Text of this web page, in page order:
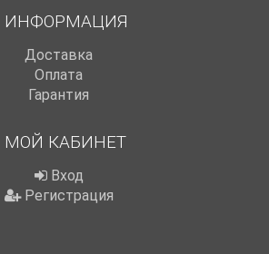
ИНФОРМАЦИЯ
Доставка
Оплата
Гарантия
МОЙ КАБИНЕТ
Вход
Регистрация